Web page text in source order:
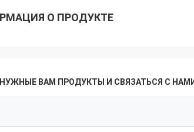
much
Akram
О ПРОДУКТЕ
ВАМ ПРОДУКТЫ И СВЯЗАТЬСЯ С